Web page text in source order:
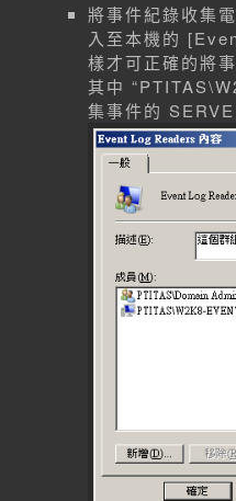
將事件紀錄收集
入至本機的
樣才可正確的將
其中
集事件的